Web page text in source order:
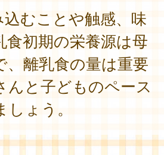
むことや触感、味
初期の栄養源は母
離乳食の量は重要
と子どものペース
ょう。